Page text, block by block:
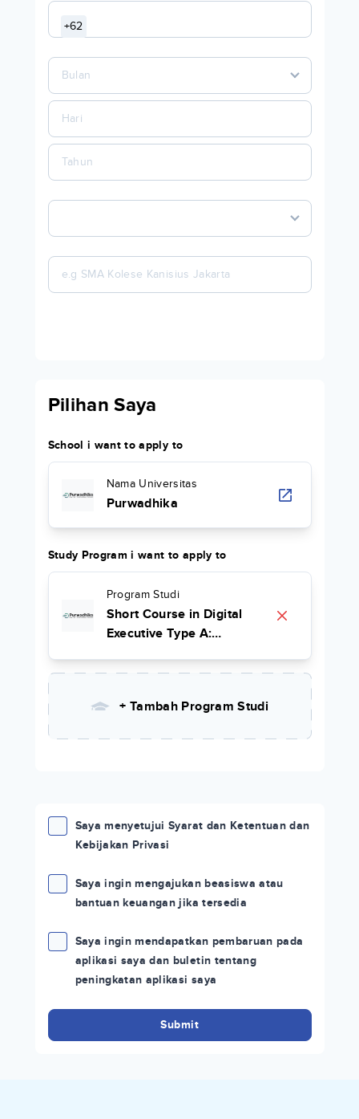
+62
Bulan
Pilihan Saya
School i want to apply to
Nama Universitas
Purwadhika
Study Program i want to apply to
Program Studi
Short Course in Digital
Executive Type A:
Marketing for Leader &
+ Tambah Program Studi
Saya menyetujui Syarat dan Ketentuan dan
Kebijakan Privasi
Saya ingin mengajukan beasiswa atau
bantuan keuangan jika tersedia
Saya ingin mendapatkan pembaruan pada
aplikasi saya dan buletin tentang
peningkatan aplikasi saya
Submit